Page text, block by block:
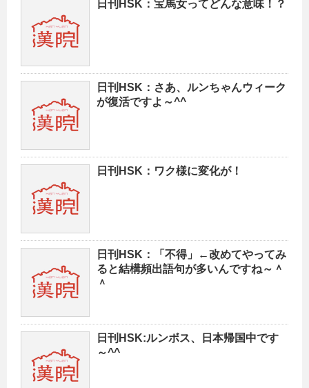
日刊HSK：宝馬女ってどんな意味！？
日刊HSK：さあ、ルンちゃんウィーク
が復活ですよ～^^
日刊HSK：ワク様に変化が！
日刊HSK：「不得」←改めてやってみ
ると結構頻出語句が多いんですね～＾
＾
日刊HSK:ルンボス、日本帰国中です
～^^